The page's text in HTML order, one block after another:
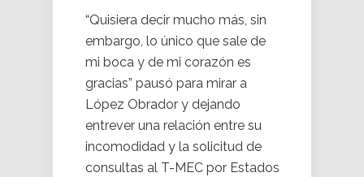
“Quisiera decir mucho más, sin
embargo, lo único que sale de
mi boca y de mi corazón es
gracias” pausó para mirar a
López Obrador y dejando
entrever una relación entre su
incomodidad y la solicitud de
consultas al T-MEC por Estados